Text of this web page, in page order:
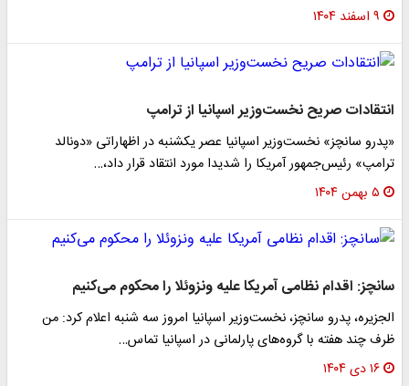
۹ اسفند ۱۴۰۴
انتقادات صریح نخست‌وزیر اسپانیا از ترامپ
«پدرو سانچز» نخست‌وزیر اسپانیا عصر یکشنبه در اظهاراتی «دونالد
ترامپ» رئیس‌جمهور آمریکا را شدیدا مورد انتقاد قرار داد،…
۵ بهمن ۱۴۰۴
سانچز: اقدام نظامی آمریکا علیه ونزوئلا را محکوم می‌کنیم
الجزیره، پدرو سانچز، نخست‌وزیر اسپانیا امروز سه شنبه اعلام کرد: من
ظرف چند هفته با گروه‌های پارلمانی در اسپانیا تماس…
۱۶ دی ۱۴۰۴